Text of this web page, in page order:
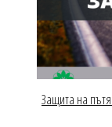
Защита на